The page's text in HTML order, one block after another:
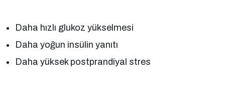
Daha hızlı glukoz yükselmesi
Daha yoğun insülin yanıtı
Daha yüksek postprandiyal stres